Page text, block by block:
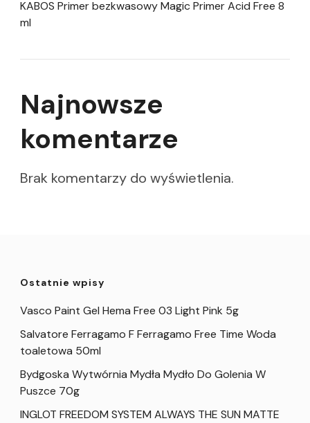
KABOS Primer bezkwasowy Magic Primer Acid Free 8
ml
Najnowsze
komentarze
Brak komentarzy do wyświetlenia.
Ostatnie wpisy
Vasco Paint Gel Hema Free 03 Light Pink 5g
Salvatore Ferragamo F Ferragamo Free Time Woda
toaletowa 50ml
Bydgoska Wytwórnia Mydła Mydło Do Golenia W
Puszce 70g
INGLOT FREEDOM SYSTEM ALWAYS THE SUN MATTE